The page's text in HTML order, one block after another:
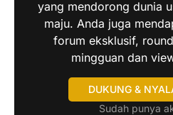
yang mendorong dunia
maju. Anda juga
forum eksklusif,
mingguan dan
DUKUNG &
Sudah punya